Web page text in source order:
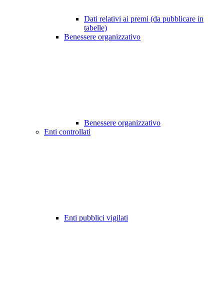
Dati relativi ai premi (da pubblicare in
tabelle)
Benessere organizzativo
Benessere organizzativo
Enti controllati
Enti pubblici vigilati